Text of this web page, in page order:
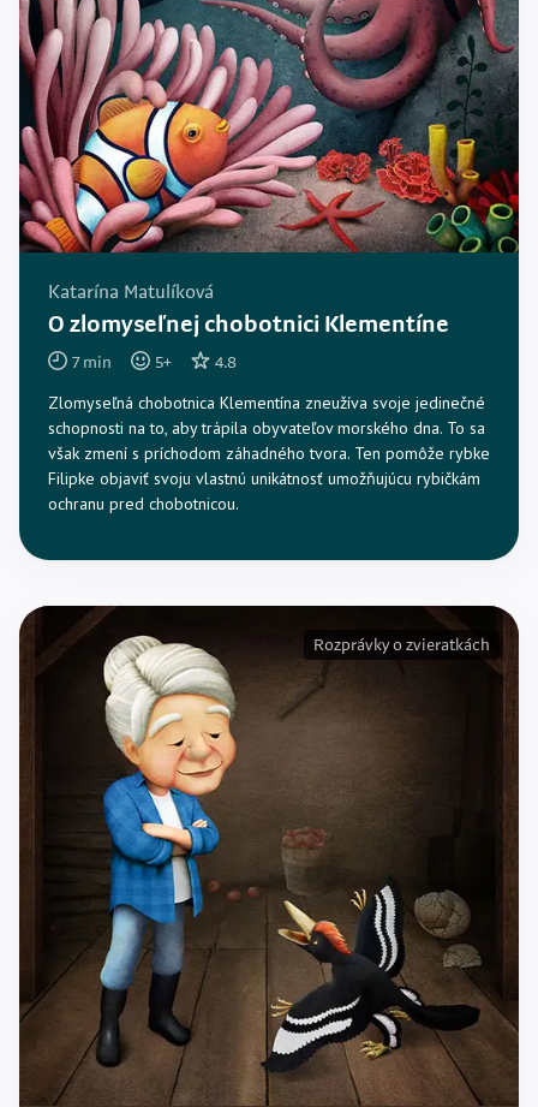
Katarína Matulíková
O zlomyseľnej chobotnici Klementíne
7min 5+ 4.8
Zlomyseľná chobotnica Klementína zneužíva svoje jedinečné
schopnosti na to, aby trápila obyvateľov morského dna. To sa
však zmení s príchodom záhadného tvora. Ten pomôže rybke
Filipke objaviť svoju vlastnú unikátnosť umožňujúcu rybičkám
ochranu pred chobotnicou.
Rozprávky o zvieratkách